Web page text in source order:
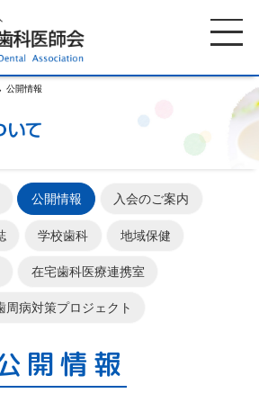
公開情報
公開情報 入会のご案内
学校歯科 地域保健
在宅歯科医療連携室
周病対策プロジェクト
開情報
歯科医師会について
休日当番医
口腔保健センター
らせ 熊本歯科衛生士専門学院